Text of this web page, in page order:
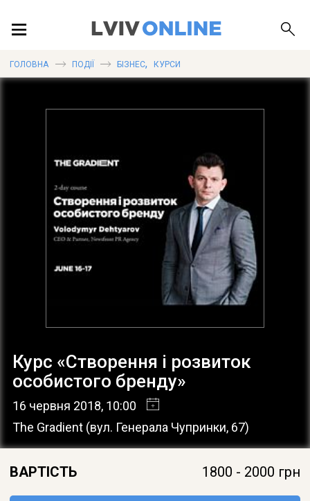
ГОЛОВНА ПОДІЇ БІЗНЕС, КУРСИ
Курс «Створення і розвиток
особистого бренду»
16 червня 2018, 10:00
The Gradient (вул. Генерала Чупринки, 67)
ВАРТІСТЬ 1800 - 2000 грн